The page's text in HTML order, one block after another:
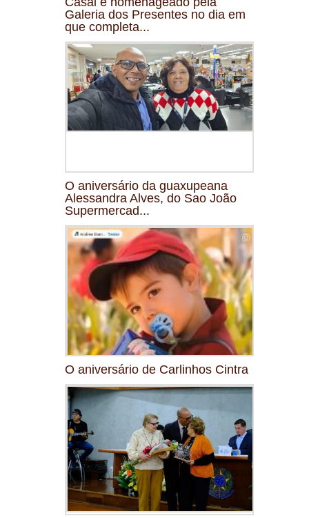
Galeria dos Presentes no dia em
que completa...
O aniversário da guaxupeana
Alessandra Alves, do Sao João
Supermercad...
O aniversário de Carlinhos Cintra